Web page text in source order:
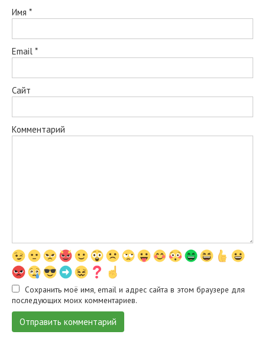
Имя *
Email *
Сайт
Комментарий
Сохранить моё имя, email и адрес сайта в этом браузере для
последующих моих комментариев.